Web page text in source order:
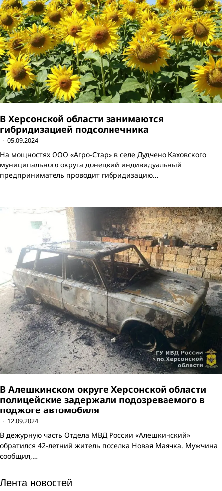
В Херсонской области занимаются
гибридизацией подсолнечника
05.09.2024
На мощностях ООО «Агро-Стар» в селе Дудчено Каховского
муниципального округа донецкий индивидуальный
предприниматель проводит гибридизацию…
В Алешкинском округе Херсонской области
полицейские задержали подозреваемого в
поджоге автомобиля
12.09.2024
В дежурную часть Отдела МВД России «Алешкинский»
обратился 42-летний житель поселка Новая Маячка. Мужчина
сообщил,…
Лента новостей